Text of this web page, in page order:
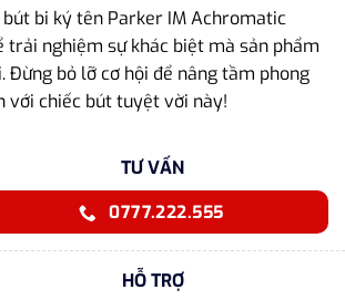
bút bi ký tên Parker IM Achromatic
trải nghiệm sự khác biệt mà sản phẩm
Đừng bỏ lỡ cơ hội để nâng tầm phong
với chiếc bút tuyệt vời này!
TƯ VẤN
0777.222.555
HỖ TRỢ